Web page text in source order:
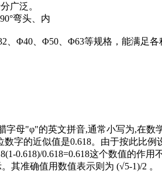
广泛。
弯头、内
Φ40、Φ50、Φ63等规格，能满足各
母"φ"的英文拼音,通常小写为,在
字的近似值是0.618。由于按此比
0.618)/0.618=0.618这个数值的
其准确值用数值表示则为 (√5-1)/2 。